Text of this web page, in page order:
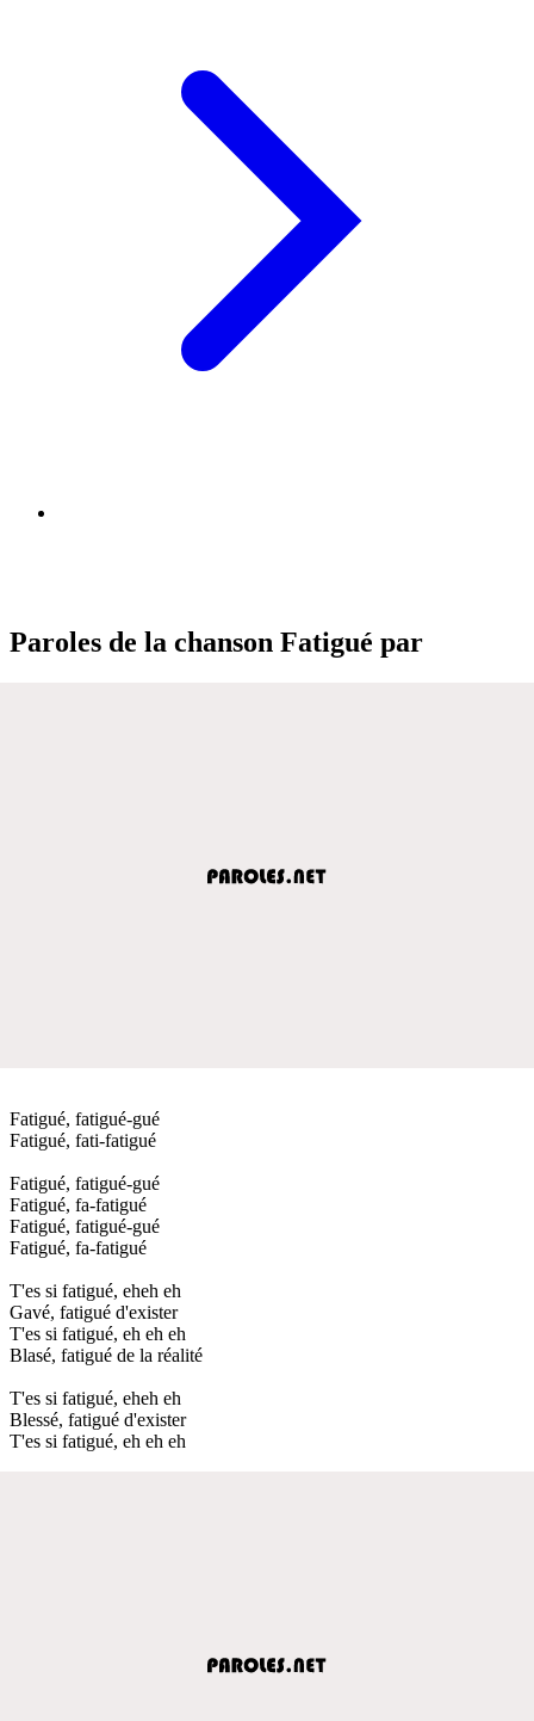
Paroles de la chanson Fatigué par
Fatigué, fatigué-gué
Fatigué, fati-fatigué
Fatigué, fatigué-gué
Fatigué, fa-fatigué
Fatigué, fatigué-gué
Fatigué, fa-fatigué
T'es si fatigué, eheh eh
Gavé, fatigué d'exister
T'es si fatigué, eh eh eh
Blasé, fatigué de la réalité
T'es si fatigué, eheh eh
Blessé, fatigué d'exister
T'es si fatigué, eh eh eh